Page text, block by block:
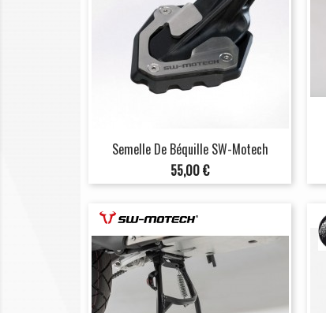
Semelle De Béquille SW-Motech
Prix
55,00 €